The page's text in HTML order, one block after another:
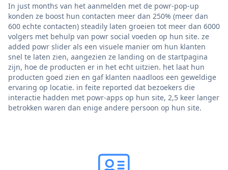
In just months van het aanmelden met de powr-pop-up
konden ze boost hun contacten meer dan 250% (meer dan
600 echte contacten) steadily laten groeien tot meer dan 6000
volgers met behulp van powr social voeden op hun site. ze
added powr slider als een visuele manier om hun klanten
snel te laten zien, aangezien ze landing on de startpagina
zijn, hoe de producten er in het echt uitzien. het laat hun
producten goed zien en gaf klanten naadloos een geweldige
ervaring op locatie. in feite reported dat bezoekers die
interactie hadden met powr-apps op hun site, 2,5 keer langer
betrokken waren dan enige andere persoon op hun site.